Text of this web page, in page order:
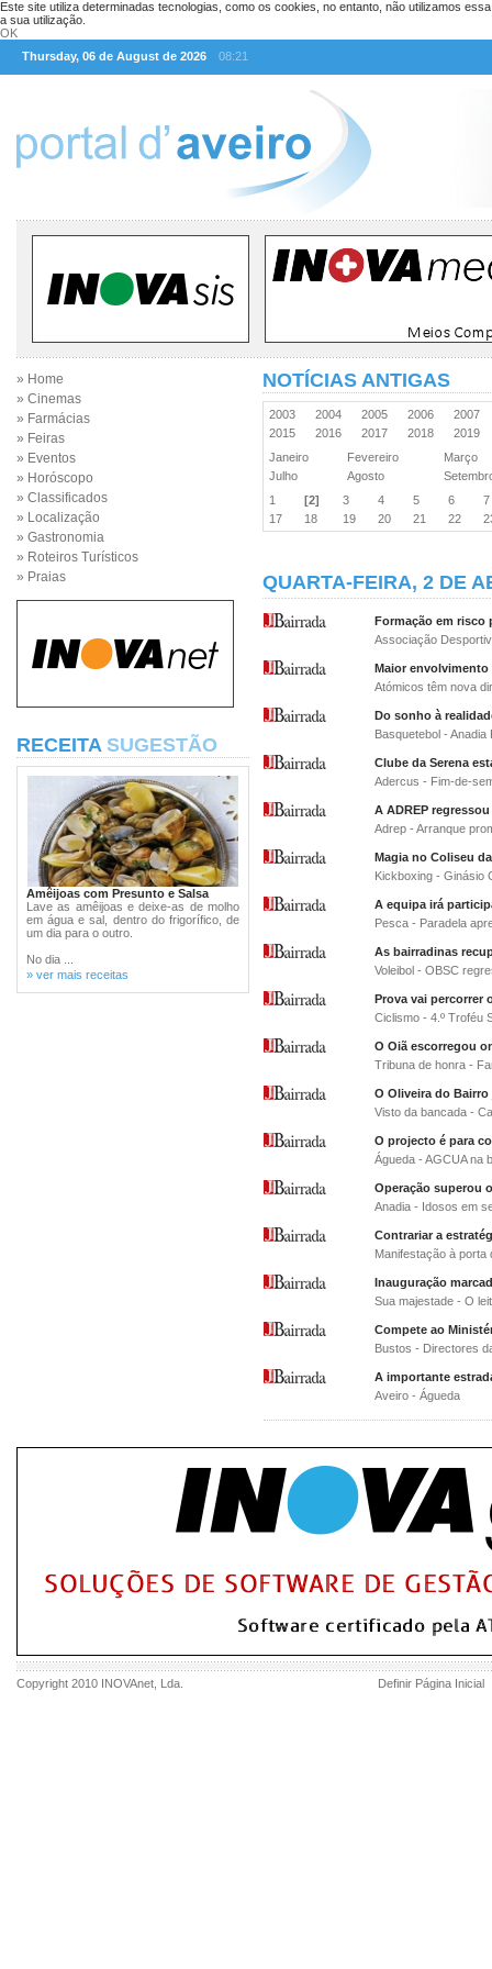
Este site utiliza determinadas tecnologias, como os cookies, no entanto, não utilizamos
a sua utilização.
OK
Thursday, 06 de August de 2026
08:21
» Home
» Cinemas
» Farmácias
» Feiras
» Eventos
» Horóscopo
» Classificados
» Localização
» Gastronomia
» Roteiros Turísticos
» Praias
RECEITA SUGESTÃO
Amêijoas com Presunto e Salsa
Lave as amêijoas e deixe-as de molho
em água e sal, dentro do frigorífico, de
um dia para o outro.
No dia ...
» ver mais receitas
NOTÍCIAS ANTIGAS
2003 2004 2005 2006
2007
2015
2016 2017 2018
2019
Janeiro
Fevereiro
Março
Julho
Agosto
1
[2] 3 4 5 6
17
18 19 20 21 22
QUARTA-FEIRA, 2 DE
Formação em risco
Associação
Maior
Atómicos têm nova
Do sonho à
Basquetebol - Anadia
Clube da Serena
Adercus - Fim-de-
A ADREP
Adrep - Arranque
Magia no Coliseu
Kickboxing - Ginásio
A equipa irá
Pesca - Paradela
As bairradinas
Voleibol - OBSC
Prova vai percorrer
Ciclismo - 4.º Troféu
O Oiã escorregou
Tribuna de honra -
O Oliveira do
Visto da bancada -
O projecto é para
Águeda - AGCUA na
Operação superou
Anadia - Idosos em
Contrariar a
Manifestação à porta
Inauguração
Sua majestade - O
Compete ao
Bustos - Directores
A importante
Aveiro - Águeda
Copyright 2010 INOVAnet , Lda. Definir Página Inicial